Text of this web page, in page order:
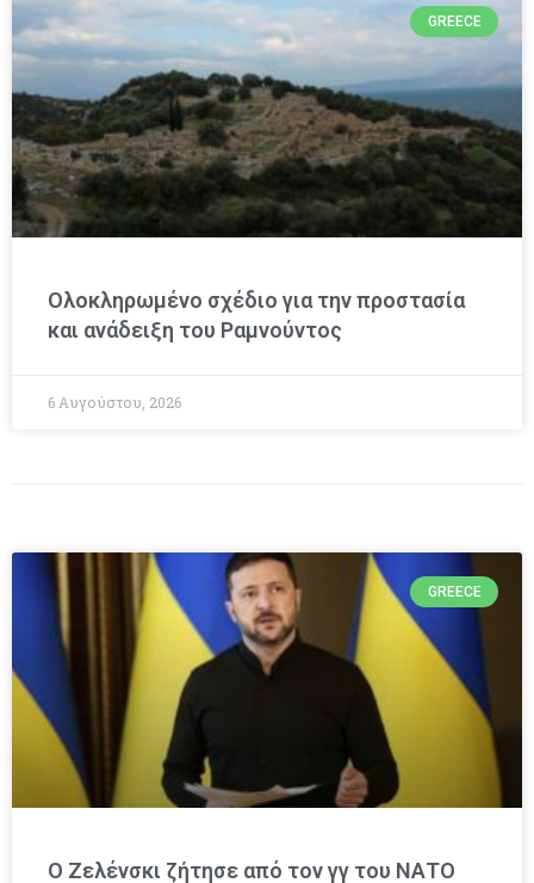
GREECE
Ολοκληρωμένο σχέδιο για την προστασία
και ανάδειξη του Ραμνούντος
6 Αυγούστου, 2026
GREECE
Ο Ζελένσκι ζήτησε από τον γγ του ΝΑΤΟ